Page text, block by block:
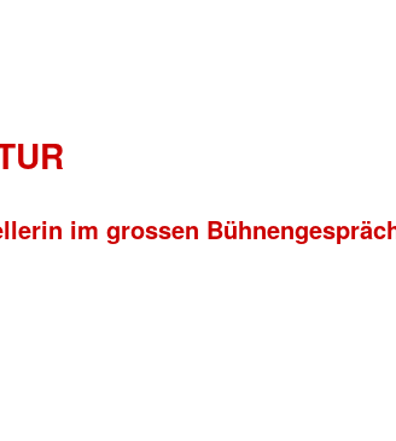
im grossen